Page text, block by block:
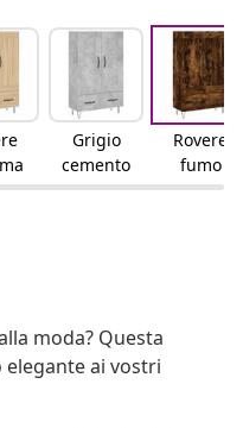
Grigio
cemento
Rovere
fumo
moda? Questa
ai vostri